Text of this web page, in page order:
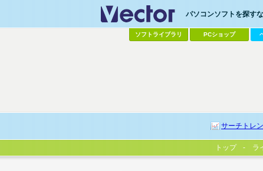
パソコンソフトを探す
ソフトライブラリ PCショップ
サーチトレン
トップ ラ